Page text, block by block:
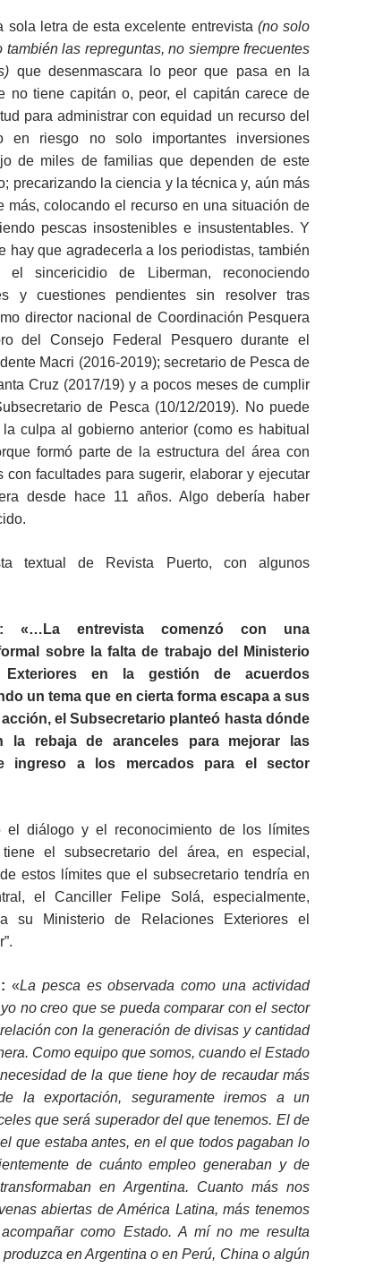
sola letra de esta excelente entrevista (no solo
también las repreguntas, no siempre frecuentes
que desenmascara lo peor que pasa en la
no tiene capitán o, peor, el capitán carece de
para administrar con equidad un recurso del
en riesgo no solo importantes inversiones
de miles de familias que dependen de este
precarizando la ciencia y la técnica y, aún más
más, colocando el recurso en una situación de
pescas insostenibles e insustentables. Y
hay que agradecerla a los periodistas, también
sincericidio de Liberman, reconociendo
y cuestiones pendientes sin resolver tras
director nacional de Coordinación Pesquera
del Consejo Federal Pesquero durante el
Macri (2016-2019); secretario de Pesca de
Cruz (2017/19) y a pocos meses de cumplir
de Pesca (10/12/2019). No puede
la culpa al gobierno anterior (como es habitual
formó parte de la estructura del área con
con facultades para sugerir, elaborar y ejecutar
desde hace 11 años. Algo debería haber
textual de Revista Puerto, con algunos
«…La entrevista comenzó con una
sobre la falta de trabajo del Ministerio
Exteriores en la gestión de acuerdos
un tema que en cierta forma escapa a sus
el Subsecretario planteó hasta dónde
la rebaja de aranceles para mejorar las
ingreso a los mercados para el sector
el diálogo y el reconocimiento de los límites
el subsecretario del área, en especial,
estos límites que el subsecretario tendría en
el Canciller Felipe Solá, especialmente,
su Ministerio de Relaciones Exteriores el
«La pesca es observada como una actividad
no creo que se pueda comparar con el sector
con la generación de divisas y cantidad
Como equipo que somos, cuando el Estado
de la que tiene hoy de recaudar más
la exportación, seguramente iremos a un
que será superador del que tenemos. El de
que estaba antes, en el que todos pagaban lo
de cuánto empleo generaban y de
en Argentina. Cuanto más nos
abiertas de América Latina, más tenemos
como Estado. A mí no me resulta
en Argentina o en Perú, China o algún